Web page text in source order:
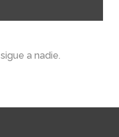
a nadie.